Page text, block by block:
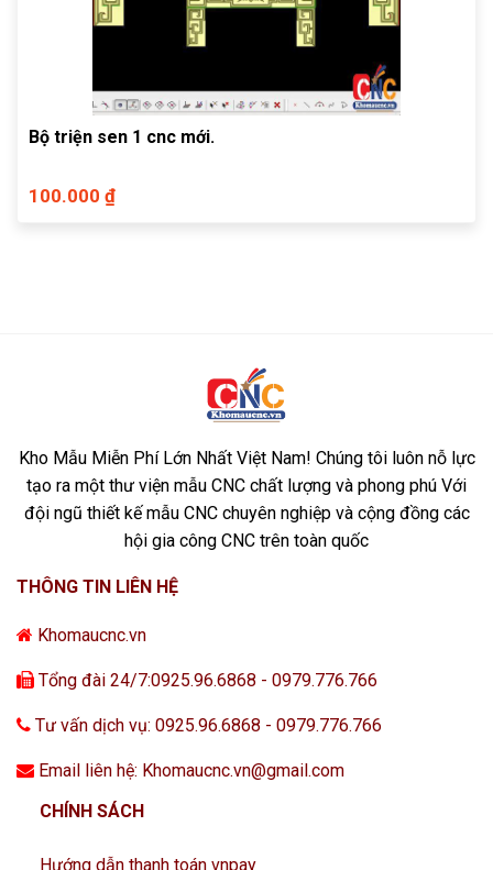
Bộ triện sen 1 cnc mới.
100.000 ₫
Kho Mẫu Miễn Phí Lớn Nhất Việt Nam! Chúng tôi luôn nỗ lực
tạo ra một thư viện mẫu CNC chất lượng và phong phú Với
đội ngũ thiết kế mẫu CNC chuyên nghiệp và cộng đồng các
hội gia công CNC trên toàn quốc
THÔNG TIN LIÊN HỆ
Khomaucnc.vn
Tổng đài 24/7:0925.96.6868 - 0979.776.766
Tư vấn dịch vụ: 0925.96.6868 - 0979.776.766
Email liên hệ: Khomaucnc.vn@gmail.com
CHÍNH SÁCH
Hướng dẫn thanh toán vnpay